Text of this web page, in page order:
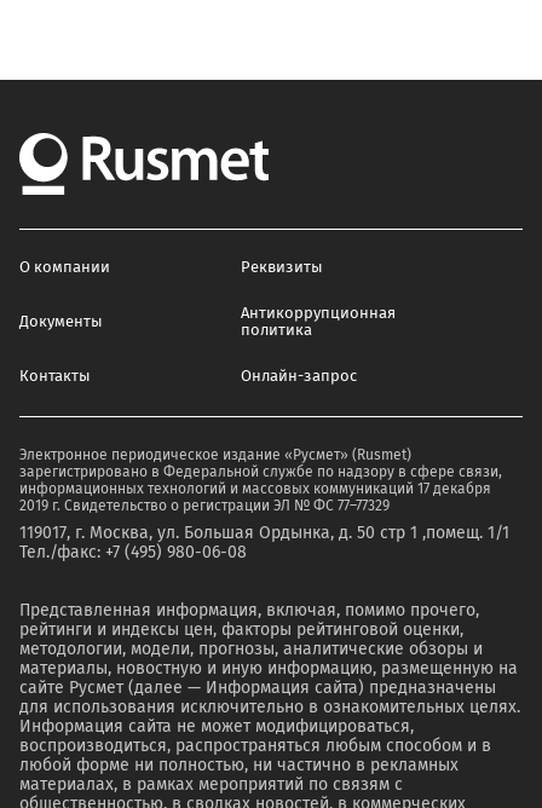
О компании Реквизиты
Документы
Антикоррупционная
политика
Контакты Онлайн-запрос
Электронное периодическое издание «Русмет» (Rusmet)
зарегистрировано в Федеральной службе по надзору в сфере связи,
информационных технологий и массовых коммуникаций 17 декабря
2019 г. Свидетельство о регистрации ЭЛ № ФС 77–77329
119017, г. Москва, ул. Большая Ордынка, д. 50 стр 1 ,помещ. 1/1
Тел./факс: +7 (495) 980-06-08
Представленная информация, включая, помимо прочего,
рейтинги и индексы цен, факторы рейтинговой оценки,
методологии, модели, прогнозы, аналитические обзоры и
материалы, новостную и иную информацию, размещенную на
сайте Русмет (далее — Информация сайта) предназначены
для использования исключительно в ознакомительных целях.
Информация сайта не может модифицироваться,
воспроизводиться, распространяться любым способом и в
любой форме ни полностью, ни частично в рекламных
материалах, в рамках мероприятий по связям с
общественностью, в сводках новостей, в коммерческих